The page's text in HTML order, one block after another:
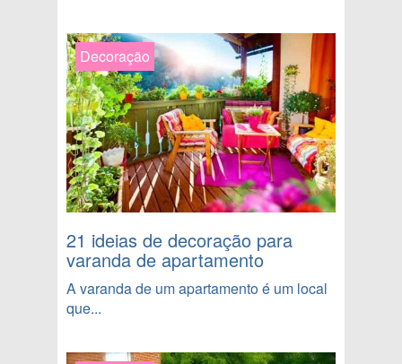
Decoração
21 ideias de decoração para
varanda de apartamento
A varanda de um apartamento é um local
que...